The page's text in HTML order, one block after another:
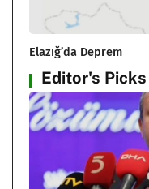
Elazığ’da Deprem
Editor's Picks